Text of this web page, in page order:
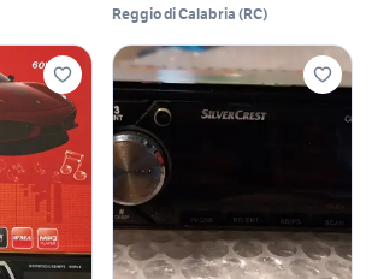
Reggio di Calabria (RC)